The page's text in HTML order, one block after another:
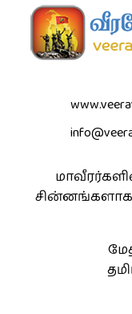
சின்னங்களாக